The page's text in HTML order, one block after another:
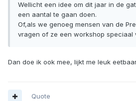
Wellicht een idee om dit jaar in de
een aantal te gaan doen.
Of,als we genoeg mensen van de
vragen of ze een workshop speciaal
Dan doe ik ook mee, lijkt me leuk
Quote